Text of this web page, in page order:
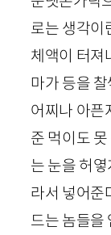
로는 생각이
체액이 터져
마가 등을
어찌나 아픈
준 먹이도
는 눈을 허
라서 넣어준
드는 놈들을